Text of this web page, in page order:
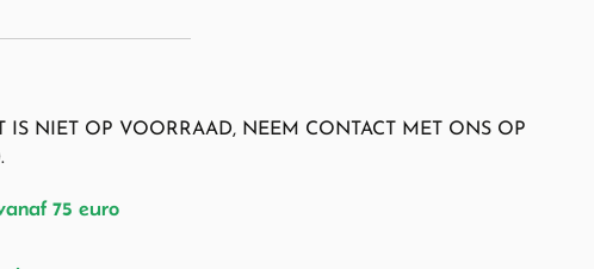
IS NIET OP VOORRAAD, NEEM CONTACT MET ONS OP
75 euro